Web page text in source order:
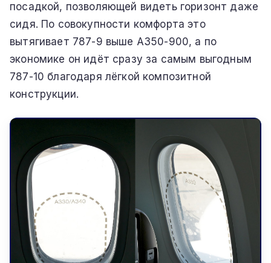
посадкой, позволяющей видеть горизонт даже
сидя. По совокупности комфорта это
вытягивает 787-9 выше A350-900, а по
экономике он идёт сразу за самым выгодным
787-10 благодаря лёгкой композитной
конструкции.